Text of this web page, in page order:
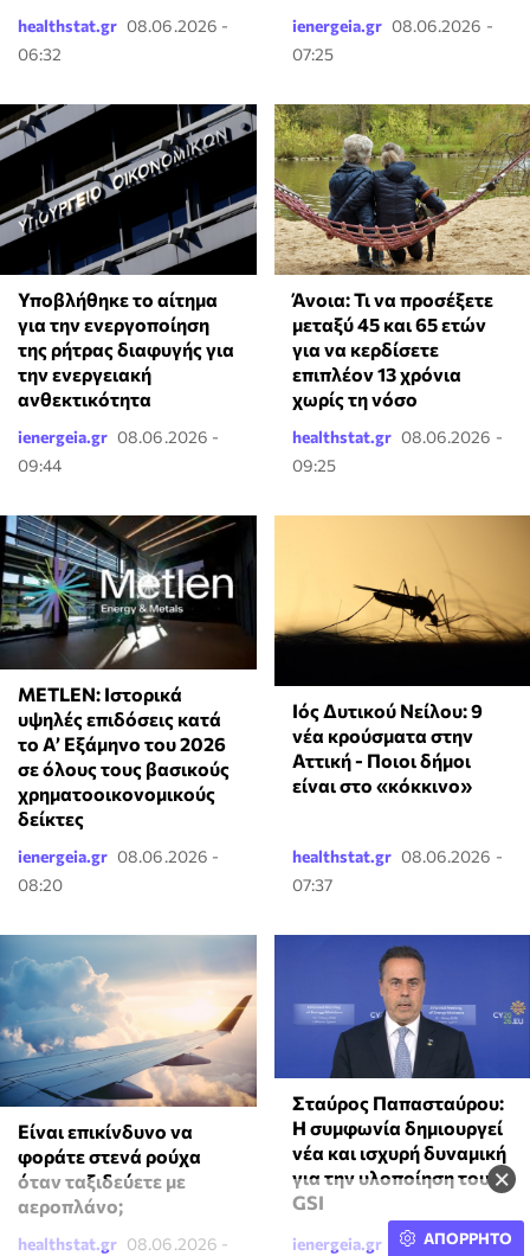
×
healthstat.gr 08.06.2026 -
06:32
ienergeia.gr 08.06.2026 -
07:25
Υποβλήθηκε το αίτημα
για την ενεργοποίηση
της ρήτρας διαφυγής για
την ενεργειακή
ανθεκτικότητα
ienergeia.gr 08.06.2026 -
09:44
Άνοια: Τι να προσέξετε
μεταξύ 45 και 65 ετών
για να κερδίσετε
επιπλέον 13 χρόνια
χωρίς τη νόσο
healthstat.gr 08.06.2026 -
09:25
METLEN: Ιστορικά
υψηλές επιδόσεις κατά
το Α’ Εξάμηνο του 2026
σε όλους τους βασικούς
χρηματοοικονομικούς
δείκτες
ienergeia.gr 08.06.2026 -
08:20
Ιός Δυτικού Νείλου: 9
νέα κρούσματα στην
Αττική - Ποιοι δήμοι
είναι στο «κόκκινο»
healthstat.gr 08.06.2026 -
07:37
⁠Είναι επικίνδυνο να
φοράτε στενά ρούχα
όταν ταξιδεύετε με
αεροπλάνο;
healthstat.gr 08.06.2026 -
Σταύρος Παπασταύρου:
Η συμφωνία δημιουργεί
νέα και ισχυρή δυναμική
για την υλοποίηση του
GSI
ienergeia.gr 08.06.2026 -
ΑΠΟΡΡΗΤΟ